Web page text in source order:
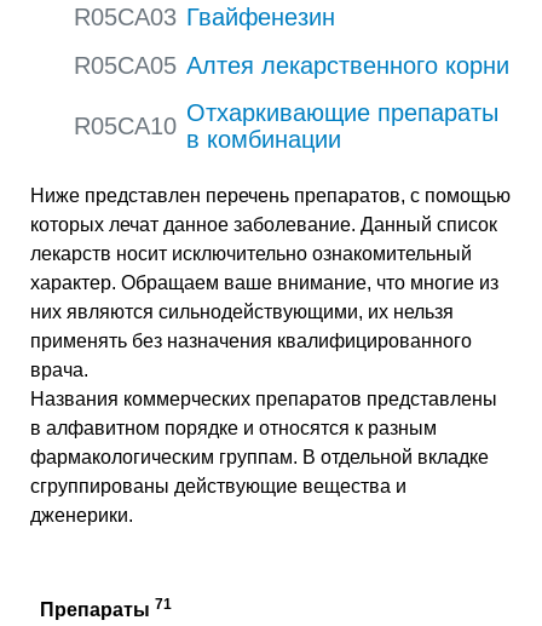
R05CA03 Гвайфенезин
R05CA05 Алтея лекарственного корни
R05CA10 Отхаркивающие препараты
в комбинации
Ниже представлен перечень препаратов, с помощью
которых лечат данное заболевание. Данный список
лекарств носит исключительно ознакомительный
характер. Обращаем ваше внимание, что многие из
них являются сильнодействующими, их нельзя
применять без назначения квалифицированного
врача.
Названия коммерческих препаратов представлены
в алфавитном порядке и относятся к разным
фармакологическим группам. В отдельной вкладке
сгруппированы действующие вещества и
дженерики.
Препараты 71